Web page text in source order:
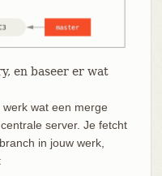
en baseer er wat
wat een merge
server. Je fetcht
in jouw werk,